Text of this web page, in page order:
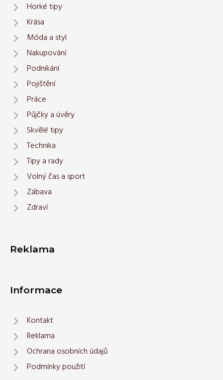
Horké tipy
Krása
Móda a styl
Nakupování
Podnikání
Pojištění
Práce
Půjčky a úvěry
Skvělé tipy
Technika
Tipy a rady
Volný čas a sport
Zábava
Zdraví
Reklama
Informace
Kontakt
Reklama
Ochrana osobních údajů
Podmínky použití